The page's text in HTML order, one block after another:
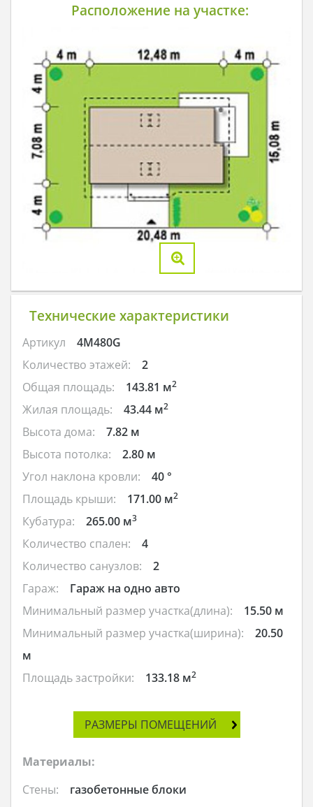
Расположение на участке:
Технические характеристики
Артикул
4M480G
Количество этажей:
2
Общая площадь:
143.81 м2
Жилая площадь: 43.44 м2
Высота дома:
7.82 м
Высота потолка:
2.80 м
Угол наклона кровли:
40 °
Площадь крыши:
171.00 м2
Кубатура: 265.00 м3
Количество спален:
4
Количество санузлов:
2
Гараж:
Гараж на одно авто
Минимальный размер участка(длина):
15.50 м
Минимальный размер участка(ширина):
20.50
м
Площадь застройки:
133.18 м2
РАЗМЕРЫ ПОМЕЩЕНИЙ
Материалы:
Стены:
газобетонные блоки